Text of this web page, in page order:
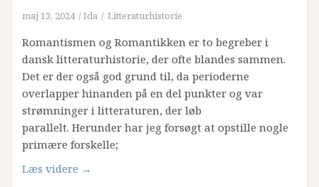
maj 13, 2024 Ida Litteraturhistorie
Romantismen og Romantikken er to begreber i
dansk litteraturhistorie, der ofte blandes sammen.
Det er der også god grund til, da perioderne
overlapper hinanden på en del punkter og var
strømninger i litteraturen, der løb
parallelt. Herunder har jeg forsøgt at opstille nogle
primære forskelle;
Læs videre “Litteraturhistorien
→